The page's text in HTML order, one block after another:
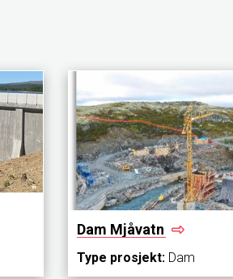
Dam Mjåvatn
Type prosjekt: Dam